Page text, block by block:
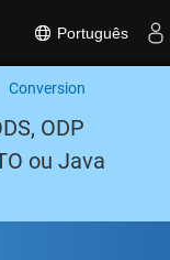
Português
Conversion
ODP
ou Java